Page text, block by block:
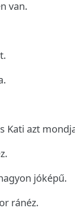
van.
Kati azt
jóképű.
ránéz.